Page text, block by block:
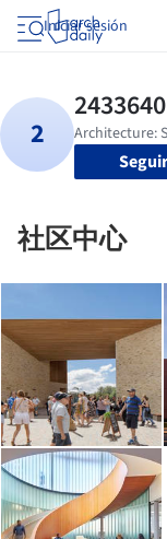
Iniciar sesión
Seguir
社区中心